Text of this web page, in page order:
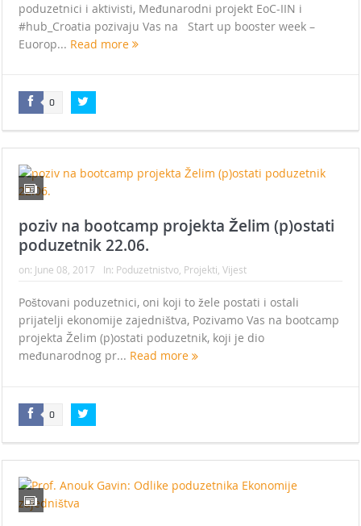
poduzetnici i aktivisti, Međunarodni projekt EoC-IIN i
#hub_Croatia pozivaju Vas na Start up booster week –
Euorop... Read more
0
poziv na bootcamp projekta Želim (p)ostati
poduzetnik 22.06.
on: June 08, 2017 In: Poduzetnistvo, Projekti, Vijest
Poštovani poduzetnici, oni koji to žele postati i ostali
prijatelji ekonomije zajedništva, Pozivamo Vas na bootcamp
projekta Želim (p)ostati poduzetnik, koji je dio
međunarodnog pr... Read more
0